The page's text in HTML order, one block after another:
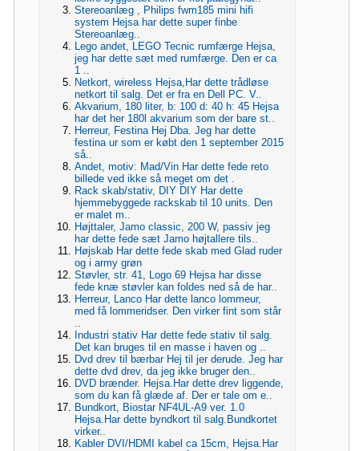
Stereoanlæg , Philips fwm185 mini hifi
system Hejsa har dette super finbe
Stereoanlæg..
Lego andet, LEGO Tecnic rumfærge Hejsa,
jeg har dette sæt med rumfærge. Den er ca
1 ..
Netkort, wireless Hejsa,Har dette trådløse
netkort til salg. Det er fra en Dell PC. V..
Akvarium, 180 liter, b: 100 d: 40 h: 45 Hejsa
har det her 180l akvarium som der bare st..
Herreur, Festina Hej Dba. Jeg har dette
festina ur som er købt den 1 september 2015
så..
Andet, motiv: Mad/Vin Har dette fede reto
billede ved ikke så meget om det .
Rack skab/stativ, DIY DIY Har dette
hjemmebyggede rackskab til 10 units. Den
er malet m..
Højttaler, Jamo classic, 200 W, passiv jeg
har dette fede sæt Jamo højtallere tils..
Højskab Har dette fede skab med Glad ruder
og i army grøn
Støvler, str. 41, Logo 69 Hejsa har disse
fede knæ støvler kan foldes ned så de har..
Herreur, Lanco Har dette lanco lommeur,
med få lommeridser. Den virker fint som står
Industri stativ Har dette fede stativ til salg.
Det kan bruges til en masse i haven og ..
Dvd drev til bærbar Hej til jer derude. Jeg har
dette dvd drev, da jeg ikke bruger den..
DVD brænder. Hejsa.Har dette drev liggende,
som du kan få glæde af. Der er tale om e..
Bundkort, Biostar NF4UL-A9 ver. 1.0
Hejsa.Har dette byndkort til salg.Bundkortet
virker..
Kabler DVI/HDMI kabel ca 15cm, Hejsa.Har